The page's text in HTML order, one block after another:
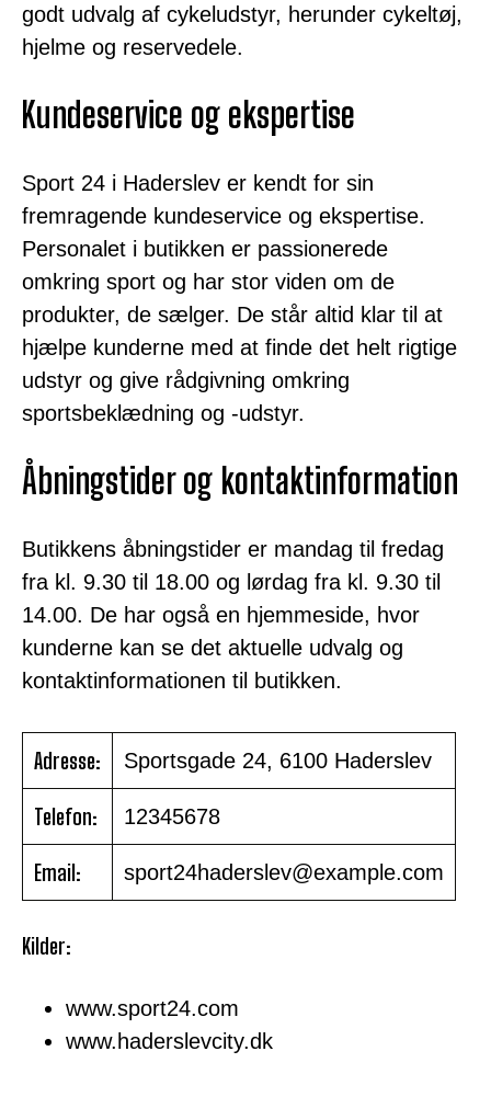
godt udvalg af cykeludstyr, herunder cykeltøj,
hjelme og reservedele.
Kundeservice og ekspertise
Sport 24 i Haderslev er kendt for sin
fremragende kundeservice og ekspertise.
Personalet i butikken er passionerede
omkring sport og har stor viden om de
produkter, de sælger. De står altid klar til at
hjælpe kunderne med at finde det helt rigtige
udstyr og give rådgivning omkring
sportsbeklædning og -udstyr.
Åbningstider og kontaktinformation
Butikkens åbningstider er mandag til fredag
fra kl. 9.30 til 18.00 og lørdag fra kl. 9.30 til
14.00. De har også en hjemmeside, hvor
kunderne kan se det aktuelle udvalg og
kontaktinformationen til butikken.
Adresse: Sportsgade 24, 6100 Haderslev
Telefon: 12345678
Email: sport24haderslev@example.com
Kilder:
www.sport24.com
www.haderslevcity.dk